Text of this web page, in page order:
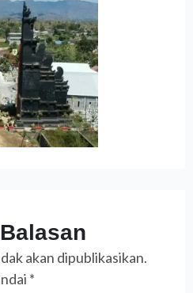
akan dipublikasikan.
*